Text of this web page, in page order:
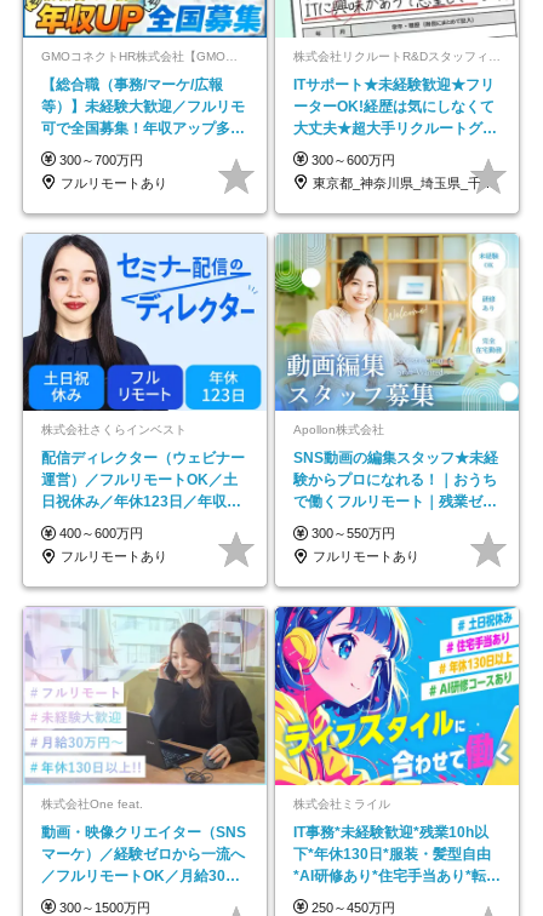
GMOコネクトHR株式会社【GMOインターネットグループ】
【総合職（事務/マーケ/広報
等）】未経験大歓迎／フルリモ
可で全国募集！年収アップ多数
★年休最大130日★
300～700万円
フルリモートあり
ITサポート★未経験歓迎★フリ
ーターOK!経歴は気にしなくて
大丈夫★超大手リクルートグル
ープの正社員/sg
300～600万円
東京都_神奈川県_埼玉県_千葉県_大阪府…
株式会社さくらインベスト
配信ディレクター（ウェビナー
運営）／フルリモートOK／土
日祝休み／年休123日／年収
600万円可
400～600万円
フルリモートあり
Apollon株式会社
SNS動画の編集スタッフ★未経
験からプロになれる！｜おうち
で働くフルリモート｜残業ゼロ
で18時退勤◎
300～550万円
フルリモートあり
株式会社One feat.
動画・映像クリエイター（SNS
マーケ）／経験ゼロから一流へ
／フルリモートOK／月給30万
円～／年休130日以上
300～1500万円
株式会社ミライル
IT事務*未経験歓迎*残業10h以
下*年休130日*服装・髪型自由
*AI研修あり*住宅手当あり*転勤
なし
250～450万円